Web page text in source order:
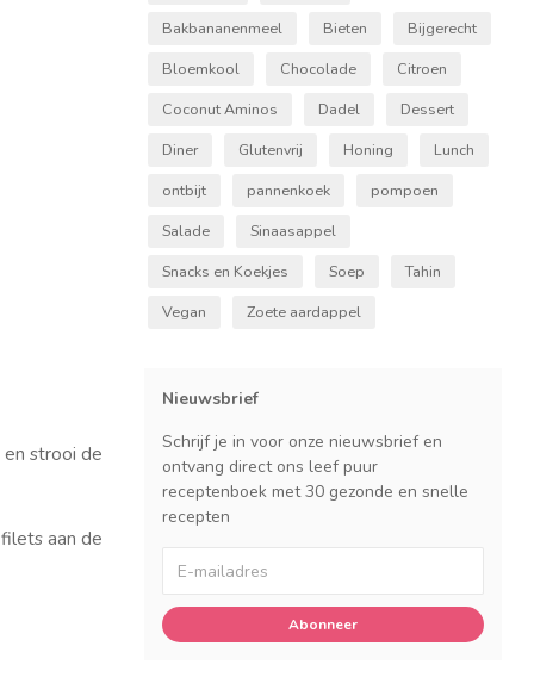
strooi de
aan de
Bakbananenmeel
Bieten
Bijgerecht
Bloemkool
Chocolade
Citroen
Coconut Aminos
Dadel
Dessert
Diner
Glutenvrij Honing
Lunch
ontbijt
pannenkoek
pompoen
Salade
Sinaasappel
Snacks en Koekjes
Soep
Tahin
Vegan
Zoete aardappel
Nieuwsbrief
Schrijf je in voor onze nieuwsbrief en
ontvang direct ons leef puur
receptenboek met 30 gezonde en snelle
recepten
Abonneer